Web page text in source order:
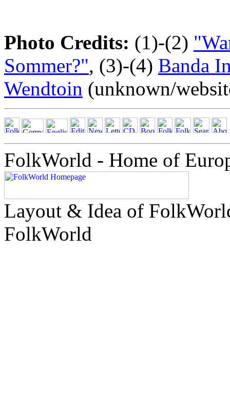
Photo Credits: (1)-(2)
Sommer?", (3)-(4) Banda
Wendtoin (unknown/
FolkWorld - Home of
Layout & Idea of
FolkWorld